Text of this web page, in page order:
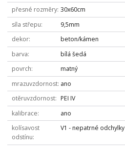
přesné rozměry 30x60cm
síla střepu
9,5mm
dekor
beton/kámen
barva
bílá šedá
povrch
matný
mrazuvzdornost ano
otěruvzdornost
PEI IV
kalibrace
ano
kolísavost
odstínu
V1 - nepatrné odchylky